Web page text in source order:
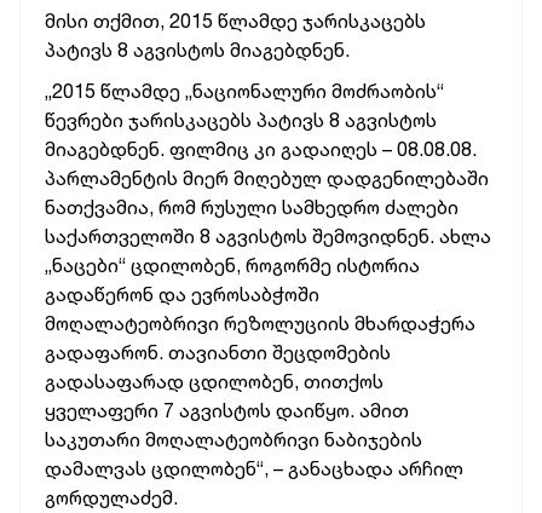
მისი თქმით, 2015 წლამდე ჯარისკაცებს
პატივს 8 აგვისტოს მიაგებდნენ.
„2015 წლამდე „ნაციონალური მოძრაობის“
წევრები ჯარისკაცებს პატივს 8 აგვისტოს
მიაგებდნენ. ფილმიც კი გადაიღეს – 08.08.08.
პარლამენტის მიერ მიღებულ დადგენილებაში
ნათქვამია, რომ რუსული სამხედრო ძალები
საქართველოში 8 აგვისტოს შემოვიდნენ. ახლა
„ნაცები“ ცდილობენ, როგორმე ისტორია
გადაწერონ და ევროსაბჭოში
მოღალატეობრივი რეზოლუციის მხარდაჭერა
გადაფარონ. თავიანთი შეცდომების
გადასაფარად ცდილობენ, თითქოს
ყველაფერი 7 აგვისტოს დაიწყო. ამით
საკუთარი მოღალატეობრივი ნაბიჯების
დამალვას ცდილობენ“, – განაცხადა არჩილ
გორდულაძემ.